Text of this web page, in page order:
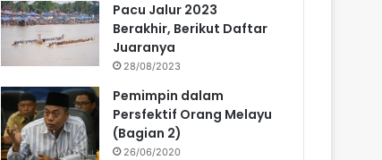
Pacu Jalur 2023
Berakhir, Berikut Daftar
Juaranya
28/08/2023
Pemimpin dalam
Persfektif Orang Melayu
(Bagian 2)
26/06/2020